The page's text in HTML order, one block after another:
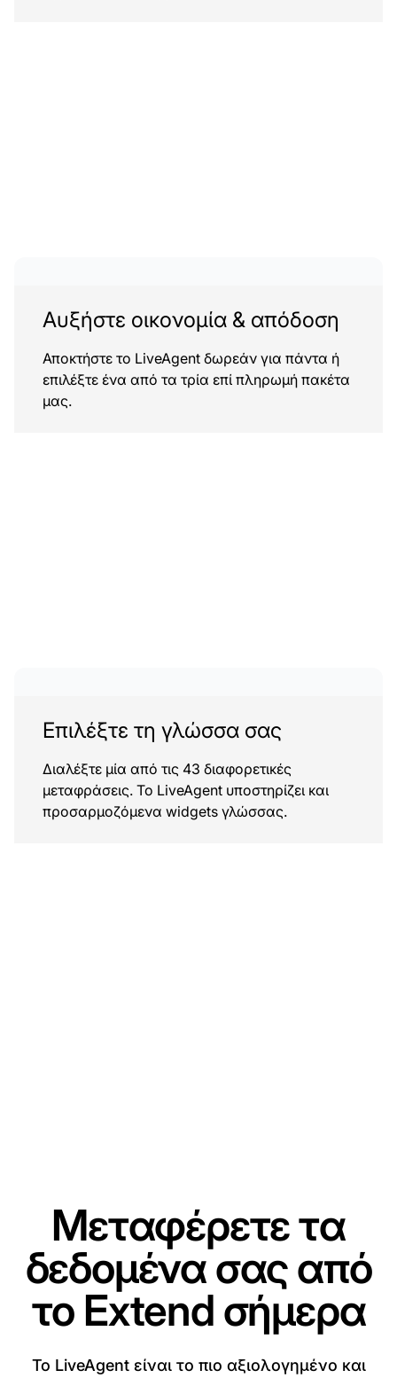
Αυξήστε οικονομία & απόδοση
Αποκτήστε το LiveAgent δωρεάν για πάντα ή
επιλέξτε ένα από τα τρία επί πληρωμή πακέτα
μας.
Επιλέξτε τη γλώσσα σας
Διαλέξτε μία από τις 43 διαφορετικές
μεταφράσεις. Το LiveAgent υποστηρίζει και
προσαρμοζόμενα widgets γλώσσας.
Μεταφέρετε τα
δεδομένα σας από
το Extend σήμερα
Το LiveAgent είναι το πιο αξιολογημένο και